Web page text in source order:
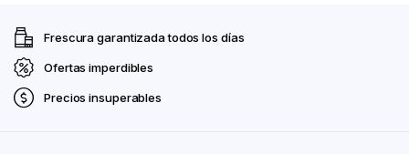
Frescura garantizada todos los días
Ofertas imperdibles
Precios insuperables